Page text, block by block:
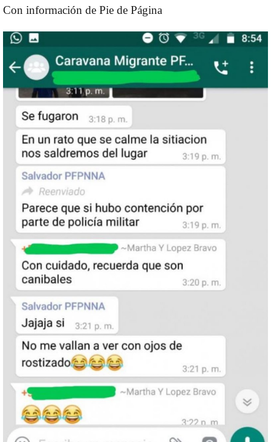
Con información de Pie de Página